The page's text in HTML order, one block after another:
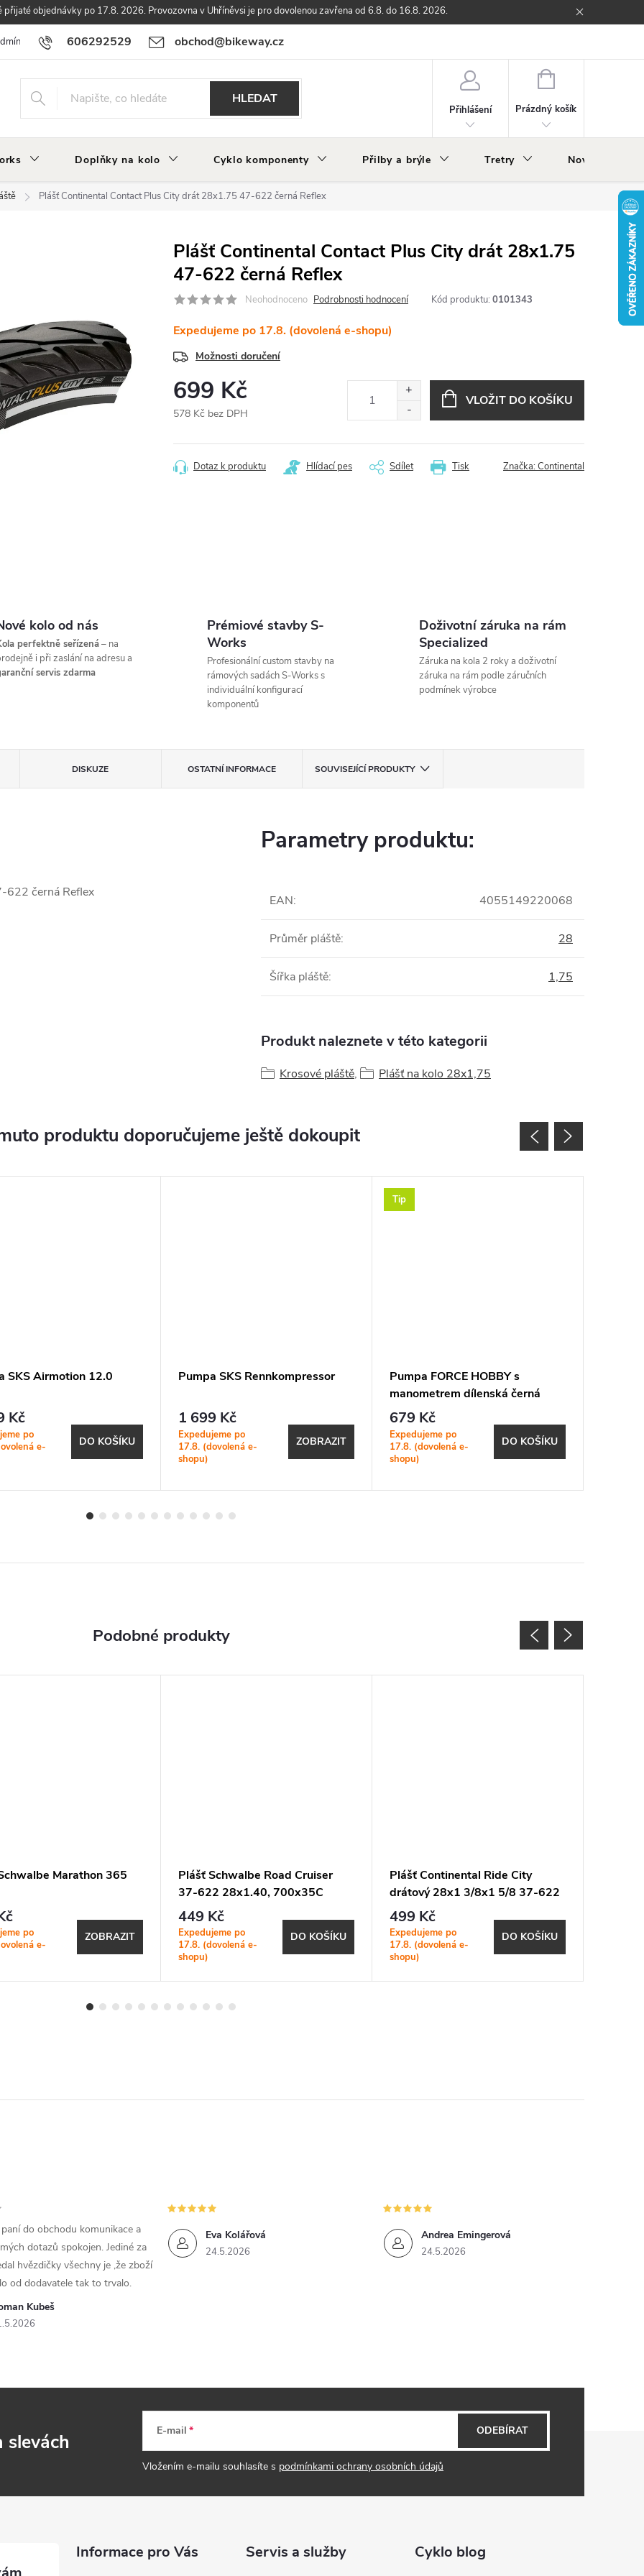
objednávky po 17.8. 2026. Provozovna v Uhříněvsi je pro dovolenou zavřena od 6.8. do 16.8. 2026.
606292529 obchod@bikeway.cz
Podmínky ochrany osobních údajů Vrácení a reklamace zboží
HLEDAT
Přihlášení
NÁKUPNÍ
Prázdný košík
Doplňky na kolo Cyklo komponenty Přilby a brýle Tretry Nově v
Plášť Continental Contact Plus City drát 28x1.75 47-622 černá Reflex
Plášť Continental Contact Plus City drát 28x1.75
47-622 černá Reflex
Neohodnoceno Podrobnosti hodnocení Kód produktu: 0101343
Expedujeme po 17.8. (dovolená e-shopu)
Možnosti doručení
699 Kč
578 Kč bez DPH
cena:
VLOŽIT DO KOŠÍKU
Tisk
Dotaz k produktu Hlídací pes Sdílet Značka:Continental
kolo od nás
perfektně seřízená– na
i při zaslání na adresu a
servis zdarma
Prémiové stavby S-
Works
Profesionální custom stavby na
rámových sadách S-Works s
individuální konfigurací
komponentů
Doživotní záruka na rám
Specialized
Záruka na kola 2 roky a doživotní
záruka na rám podle záručních
podmínek výrobce
DISKUZE OSTATNÍ INFORMACE SOUVISEJÍCÍ PRODUKTY
622 černá Reflex
Parametry produktu:
EAN: 4055149220068
Průměr pláště: 28
Šířka pláště: 1,75
Produkt naleznete v této kategorii
Krosové pláště, Plášť na kolo 28x1,75
produktu doporučujeme ještě dokoupit
SKS Airmotion 12.0
Kč
po
e-
DO KOŠÍKU
Pumpa SKS Rennkompressor
1 699 Kč
Expedujeme po
17.8. (dovolená e-
shopu)
ZOBRAZIT
Tip
Pumpa FORCE HOBBY s
manometrem dílenská černá
679 Kč
Expedujeme po
17.8. (dovolená e-
shopu)
DO KOŠÍKU
Marathon 365
po
e-
ZOBRAZIT
Plášť Schwalbe Road Cruiser
37-622 28x1.40, 700x35C
Whitewall
449 Kč
Expedujeme po
17.8. (dovolená e-
shopu)
DO KOŠÍKU
Plášť Continental Ride City
drátový 28x1 3/8x1 5/8 37-622
černá Reflex
499 Kč
Expedujeme po
17.8. (dovolená e-
shopu)
DO KOŠÍKU
Kubeš
do obchodu komunikace a
dotazů spokojen. Jediné za
hvězdičky všechny je ,že zboží
od dodavatele tak to trvalo.
Eva Kolářová
24.5.2026
Andrea Emingerová
24.5.2026
slevách E-mail
Vložením e-mailu souhlasíte s podmínkami ochrany osobních údajů
ODEBÍRAT
Informace pro Vás Servis a služby Cyklo blog